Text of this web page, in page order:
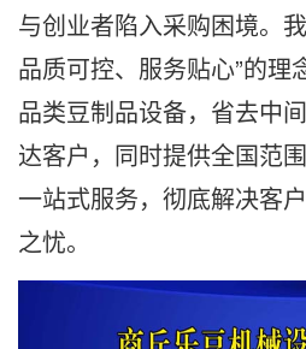
与创业者陷入采购困境。
品质可控、服务贴心”的理
品类豆制品设备，省去中
达客户，同时提供全国范
一站式服务，彻底解决客
之忧。